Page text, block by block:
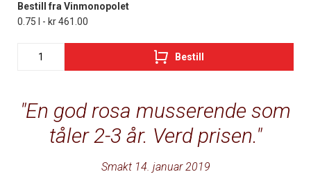
En god rosa musserende som
tåler 2-3 år. Verd prisen.
Smakt 14. januar 2019
Bestill fra Vinmonopolet
0.75 l - kr 461.00
Bestill